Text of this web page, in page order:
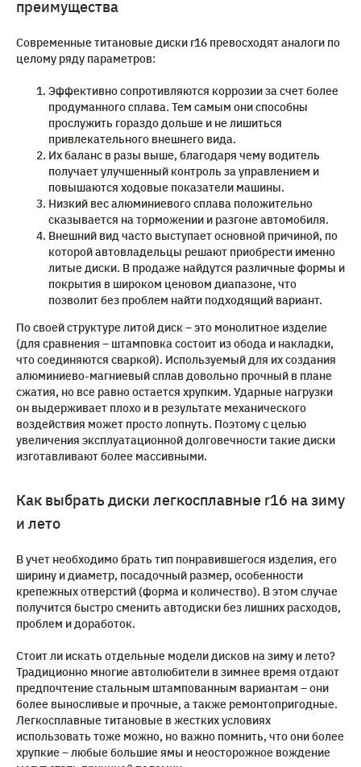
преимущества
Современные титановые диски r16 превосходят аналоги по
целому ряду параметров:
Эффективно сопротивляются коррозии за счет более
продуманного сплава. Тем самым они способны
прослужить гораздо дольше и не лишиться
привлекательного внешнего вида.
Их баланс в разы выше, благодаря чему водитель
получает улучшенный контроль за управлением и
повышаются ходовые показатели машины.
Низкий вес алюминиевого сплава положительно
сказывается на торможении и разгоне автомобиля.
Внешний вид часто выступает основной причиной, по
которой автовладельцы решают приобрести именно
литые диски. В продаже найдутся различные формы и
покрытия в широком ценовом диапазоне, что
позволит без проблем найти подходящий вариант.
По своей структуре литой диск – это монолитное изделие
(для сравнения – штамповка состоит из обода и накладки,
что соединяются сваркой). Используемый для их создания
алюминиево-магниевый сплав довольно прочный в плане
сжатия, но все равно остается хрупким. Ударные нагрузки
он выдерживает плохо и в результате механического
воздействия может просто лопнуть. Поэтому с целью
увеличения эксплуатационной долговечности такие диски
изготавливают более массивными.
Как выбрать диски легкосплавные r16 на зиму
и лето
В учет необходимо брать тип понравившегося изделия, его
ширину и диаметр, посадочный размер, особенности
крепежных отверстий (форма и количество). В этом случае
получится быстро сменить автодиски без лишних расходов,
проблем и доработок.
Стоит ли искать отдельные модели дисков на зиму и лето?
Традиционно многие автолюбители в зимнее время отдают
предпочтение стальным штампованным вариантам – они
более выносливые и прочные, а также ремонтопригодные.
Легкосплавные титановые в жестких условиях
использовать тоже можно, но важно помнить, что они более
хрупкие – любые большие ямы и неосторожное вождение